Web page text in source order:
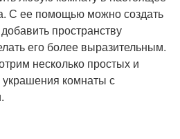
С ее помощью можно создать
пространству
его более выразительным.
несколько простых и
комнаты с